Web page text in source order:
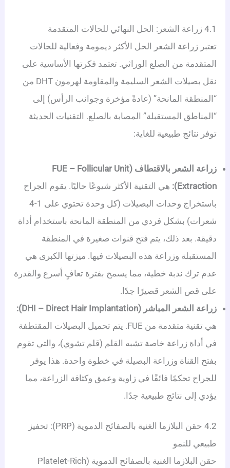
4.1 زراعة الشعر: الحل النهائي للحالات المتقدمة
تعتبر زراعة الشعر الحل الأكثر ديمومة وفعالية للحالات
المتقدمة من الصلع الوراثي. تعتمد فكرتها الأساسية على
نقل بصيلات الشعر السليمة والمقاومة لهرمون DHT من
“المنطقة المانحة” (عادةً مؤخرة وجوانب الرأس) إلى
“المناطق المستقبلة” المصابة بالصلع.التقنيات الحديثة
توفر نتائج طبيعية للغاية:
زراعة الشعر بالاقتطاف (FUE – Follicular Unit
Extraction): هي التقنية الأكثر شيوعًا حاليًا. يقوم الجراح
باستخراج وحدات البصيلات (كل وحدة تحتوي على 1-4
شعرات) بشكل فردي من المنطقة المانحة باستخدام أداة
دقيقة. بعد ذلك، يتم فتح قنوات صغيرة في المنطقة
المستقبلة وزراعة هذه البصيلات فيها. ميزتها الكبرى هي
عدم ترك ندبة خطية، مما يسمح بفترة تعافٍ أسرع والقدرة
على قص الشعر قصيرًا جدًا.
زراعة الشعر المباشر (DHI – Direct Hair Implantation):
هي تقنية متقدمة من FUE. يتم تحميل البصيلات المقتطفة
في أداة زراعة خاصة تشبه القلم (قلم تشوي)، والتي تقوم
بفتح القناة وزراعة البصيلة في خطوة واحدة. هذا يوفر
للجراح تحكمًا فائقًا في زاوية وعمق وكثافة الزراعة، مما
يؤدي إلى نتائج طبيعية جدًا.
4.2 حقن البلازما الغنية بالصفائح الدموية (PRP): تحفيز
طبيعي للنمو
حقن البلازما الغنية بالصفائح الدموية (Platelet-Rich